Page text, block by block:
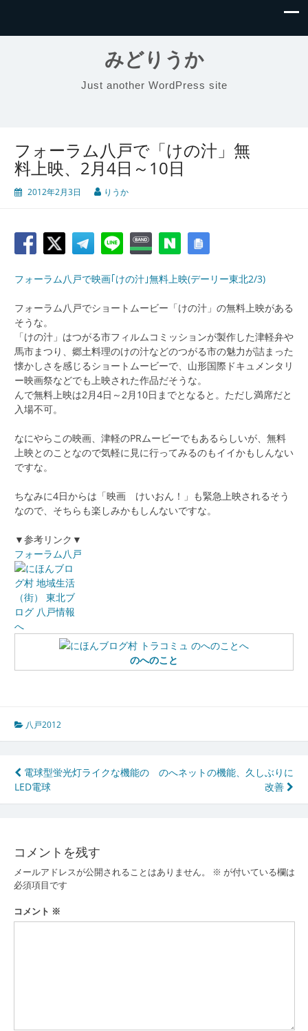
みどりうか
Just another WordPress site
フォーラム八戸で「けの汁」無
料上映、2月4日～10日
2012年2月3日 りうか
フォーラム八戸で映画｢けの汁｣無料上映(デーリー東北2/3)
フォーラム八戸でショートムービー「けの汁」の無料上映がある
そうな。
「けの汁」はつがる市フィルムコミッションが製作した津軽弁や
馬市まつり、郷土料理のけの汁などのつがる市の魅力が詰まった
懐かしさを感じるショートムービーで、山形国際ドキュメンタリ
ー映画祭などでも上映された作品だそうな。
んで無料上映は2月4日～2月10日までとなると。ただし満席だと
入場不可。
なにやらこの映画、津軽のPRムービーでもあるらしいが、無料
上映とのことなので気軽に見に行ってみるのもイイかもしんない
ですな。
ちなみに4日からは「映画 けいおん！」も緊急上映されるそう
なので、そちらも楽しみかもしんないですな。
▼参考リンク▼
フォーラム八戸
のへのこと
八戸2012
投
稿
ビ
ゲ
ー
シ
電球型蛍光灯ライクな機能の
LED電球
のへネットの機能、久しぶりに
改善
コメントを残す
メールアドレスが公開されることはありません。 ※ が付いている欄は
必須項目です
コメント ※